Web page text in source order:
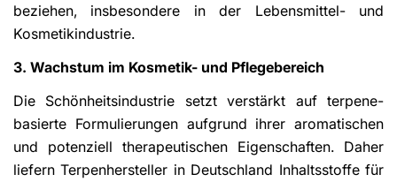
beziehen, insbesondere in der Lebensmittel- und
Kosmetikindustrie.
3. Wachstum im Kosmetik- und Pflegebereich
Die Schönheitsindustrie setzt verstärkt auf terpene-
basierte Formulierungen aufgrund ihrer aromatischen
und potenziell therapeutischen Eigenschaften. Daher
liefern Terpenhersteller in Deutschland Inhaltsstoffe für